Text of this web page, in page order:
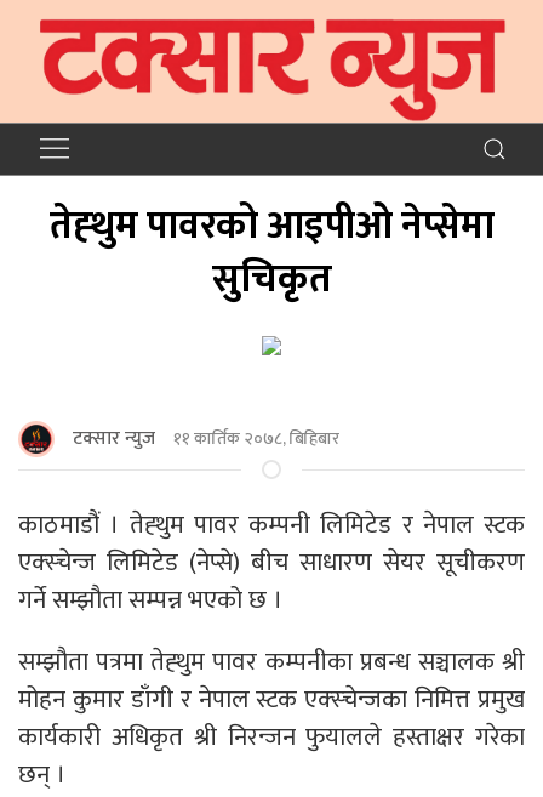
तेह्थुम पावरको आइपीओ नेप्सेमा
सुचिकृत
टक्सार न्युज ११ कार्तिक २०७८, बिहिबार
काठमाडौं । तेह्थुम पावर कम्पनी लिमिटेड र नेपाल स्टक
एक्स्चेन्ज लिमिटेड (नेप्से) बीच साधारण सेयर सूचीकरण
गर्ने सम्झौता सम्पन्न भएको छ ।
सम्झौता पत्रमा तेह्थुम पावर कम्पनीका प्रबन्ध सञ्चालक श्री
मोहन कुमार डाँगी र नेपाल स्टक एक्स्चेन्जका निमित्त प्रमुख
कार्यकारी अधिकृत श्री निरन्जन फुयालले हस्ताक्षर गरेका
छन् ।